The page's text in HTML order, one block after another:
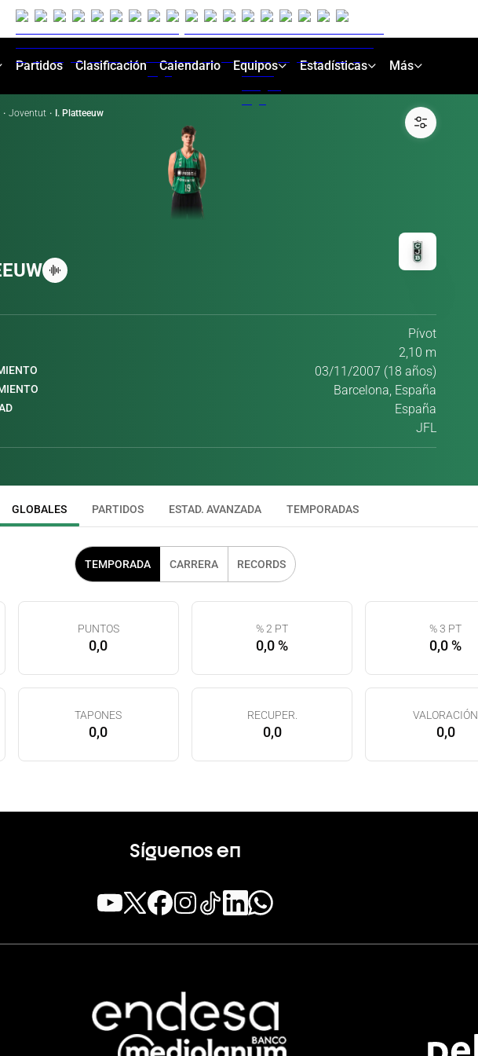
Partidos Clasificación Calendario Equipos Estadísticas Más
· Joventut · I. Platteeuw
Pívot
2,10 m
03/11/2007 (18 años)
Barcelona, España
España
JFL
GLOBALES PARTIDOS ESTAD. AVANZADA TEMPORADAS
TEMPORADA CARRERA RECORDS
PUNTOS
0,0
% 2 PT
0,0 %
% 3 PT
0,0 %
TAPONES
0,0
RECUPER.
0,0
VALORACIÓN
0,0
Síguenos en